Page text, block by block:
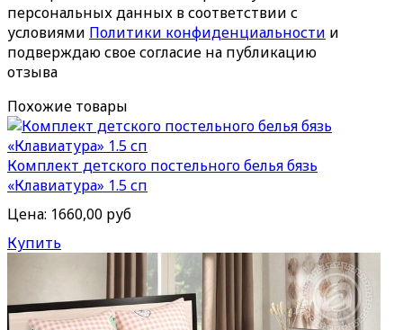
персональных данных в соответствии с
условиями Политики конфиденциальности и
подверждаю свое согласие на публикацию
отзыва
Похожие товары
Комплект детского постельного белья бязь
«Клавиатура» 1.5 сп
Цена: 1660,00 руб
Купить